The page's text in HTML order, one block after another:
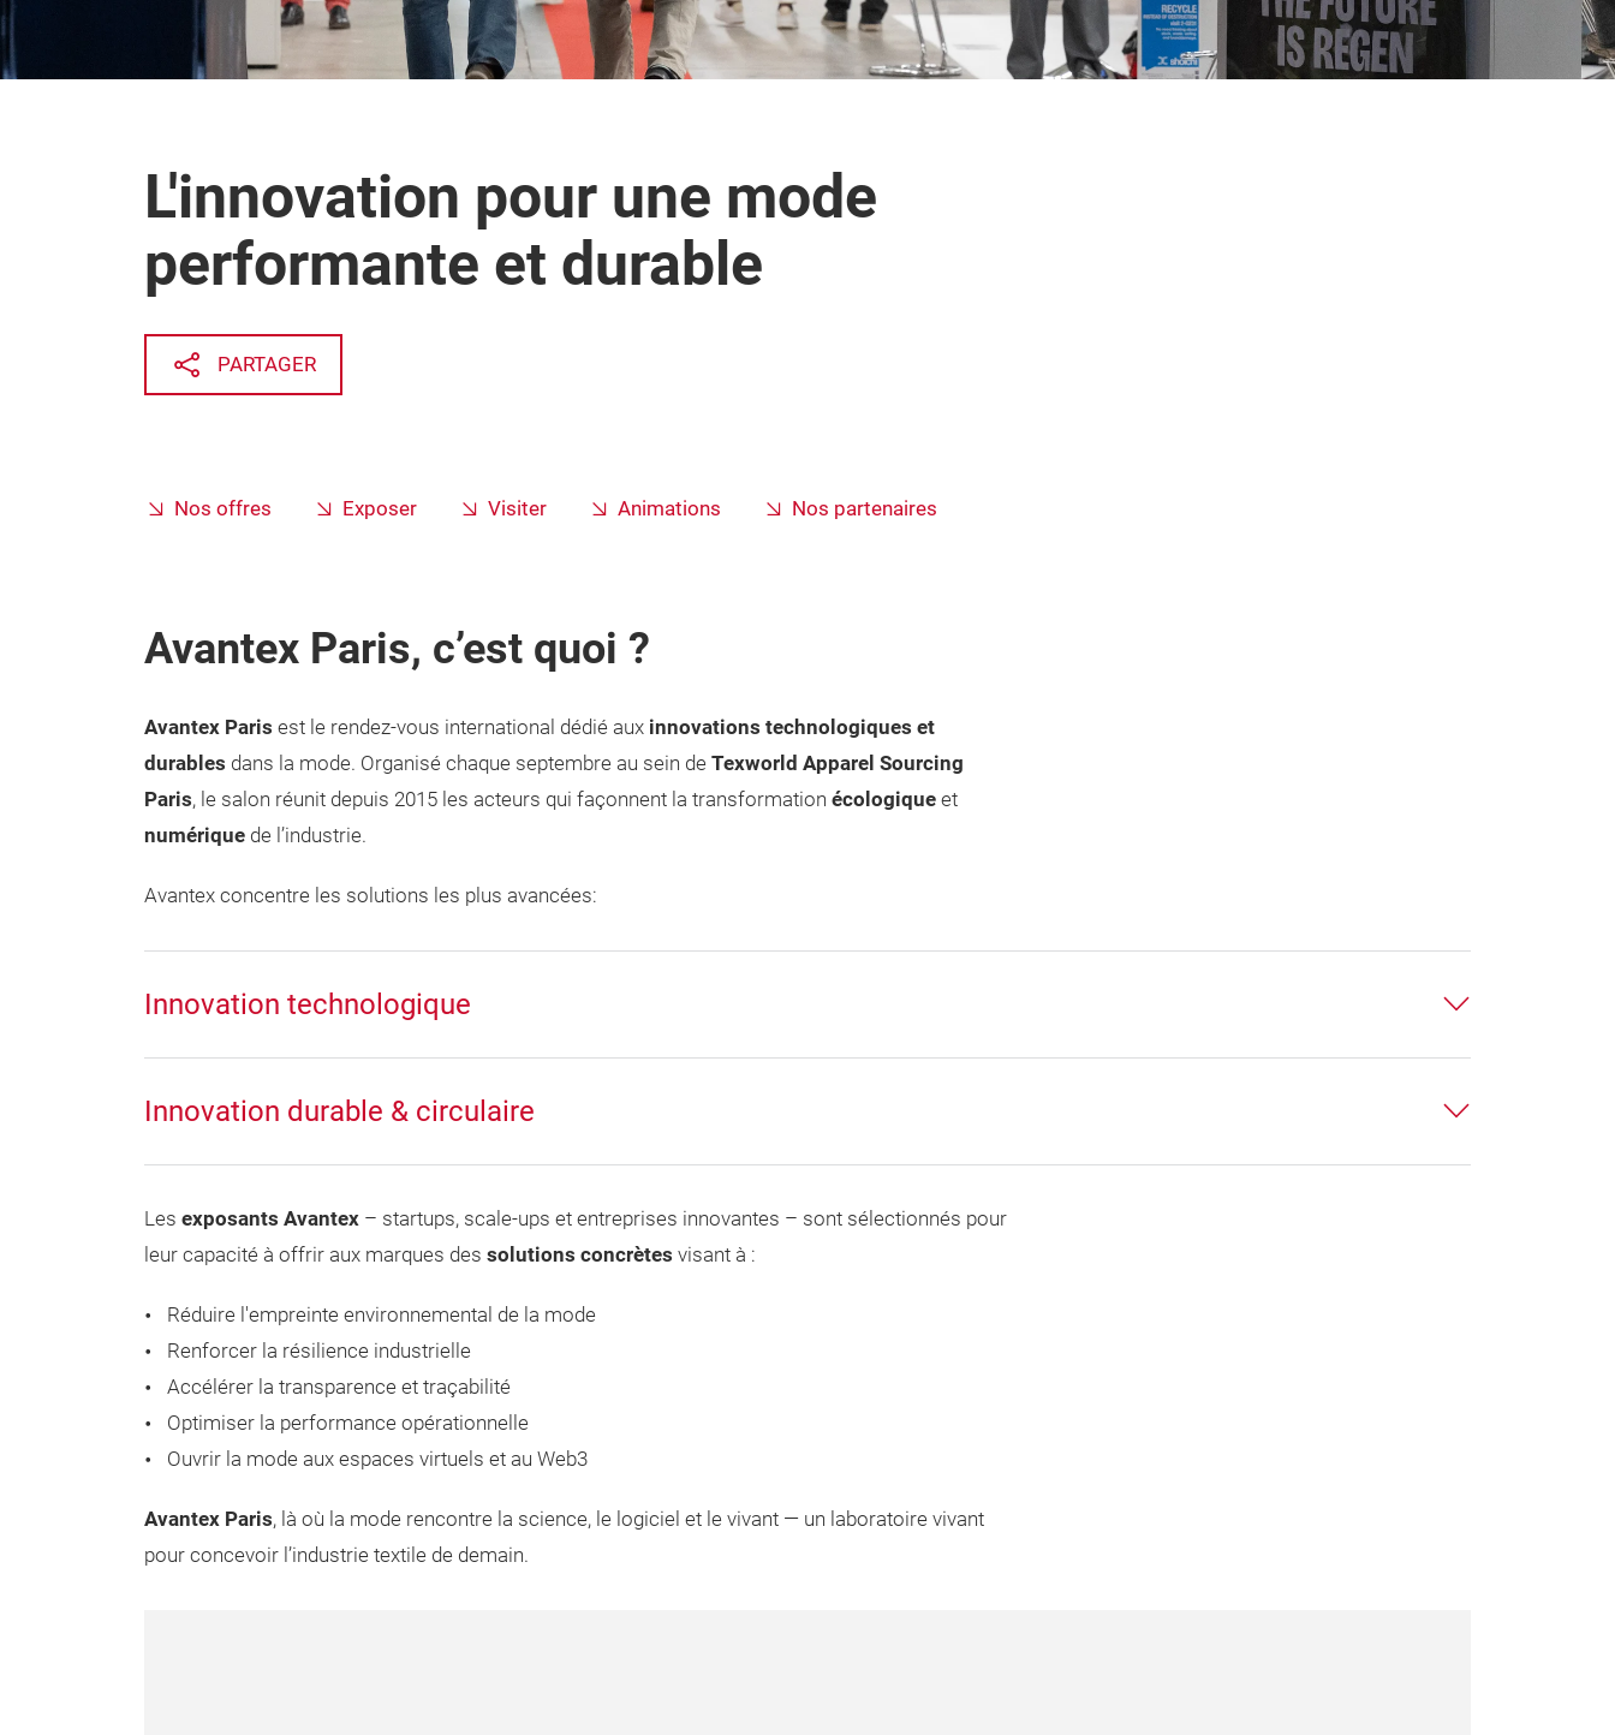
L'innovation pour une mode
performante et durable
PARTAGER
Nos offres Exposer Visiter Animations Nos partenaires
Avantex Paris, c’est quoi ?
Avantex Paris est le rendez-vous international dédié aux innovations technologiques et
durables dans la mode. Organisé chaque septembre au sein de Texworld Apparel Sourcing
Paris, le salon réunit depuis 2015 les acteurs qui façonnent la transformation écologique et
numérique de l’industrie.
Avantex concentre les solutions les plus avancées:
Innovation technologique
Innovation durable & circulaire
Les exposants Avantex – startups, scale-ups et entreprises innovantes – sont sélectionnés pour
leur capacité à offrir aux marques des solutions concrètes visant à :
Réduire l'empreinte environnemental de la mode
Renforcer la résilience industrielle
Accélérer la transparence et traçabilité
Optimiser la performance opérationnelle
Ouvrir la mode aux espaces virtuels et au Web3
Avantex Paris, là où la mode rencontre la science, le logiciel et le vivant — un laboratoire vivant
pour concevoir l’industrie textile de demain.